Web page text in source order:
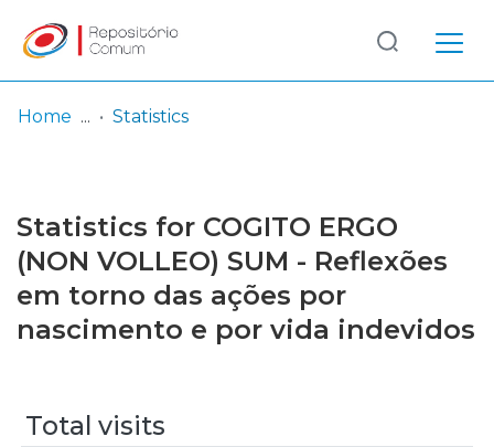
Browse repository
Entities
Log
In
(current)
Home Statistics
Statistics for COGITO ERGO
(NON VOLLEO) SUM - Reflexões
em torno das ações por
nascimento e por vida indevidos
Total visits